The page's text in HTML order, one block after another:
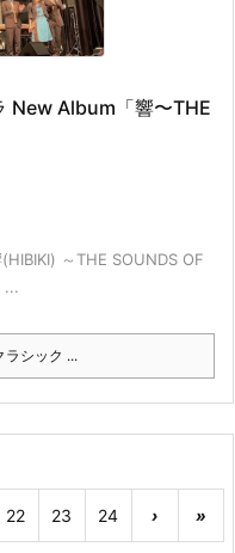
New Album「響〜THE
～THE SOUNDS OF
...
ラシック ...
22 23 24 › »